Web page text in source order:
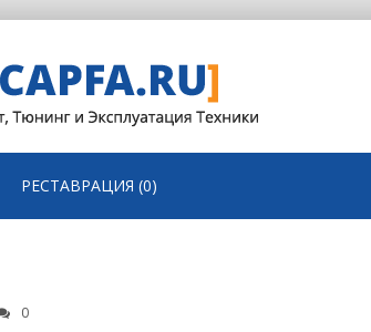
РЕСТАВРАЦИЯ (0)
0